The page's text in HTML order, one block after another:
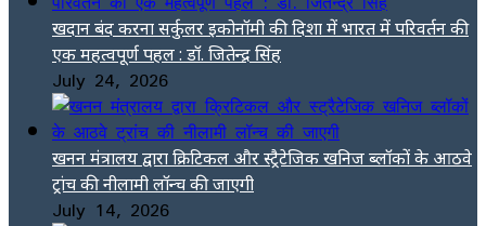
खदान बंद करना सर्कुलर इकोनॉमी की दिशा में भारत में परिवर्तन की
एक महत्वपूर्ण पहल : डॉ. जितेन्द्र सिंह
July 24, 2026
खनन मंत्रालय द्वारा क्रिटिकल और स्ट्रैटेजिक खनिज ब्लॉकों के आठवे
ट्रांच की नीलामी लॉन्च की जाएगी
July 14, 2026